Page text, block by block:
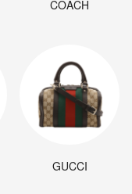
COACH
GUCCI